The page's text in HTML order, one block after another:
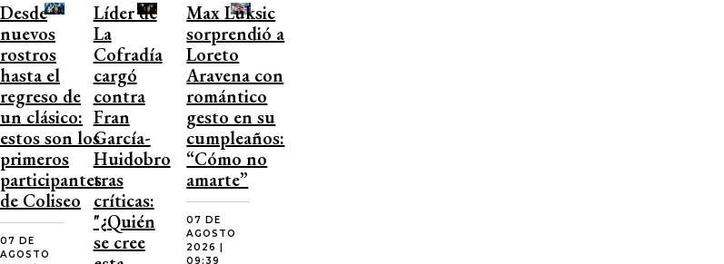
Desde
nuevos
rostros
hasta el
regreso de
un clásico:
estos son los
primeros
participantes
de Coliseo
07 DE
AGOSTO
Líder de
La
Cofradía
cargó
contra
Fran
García-
Huidobro
tras
críticas:
"¿Quién
se cree
Max Luksic
sorprendió a
Loreto
Aravena con
romántico
gesto en su
cumpleaños:
“Cómo no
amarte”
07 DE
AGOSTO
2026 |
09:39